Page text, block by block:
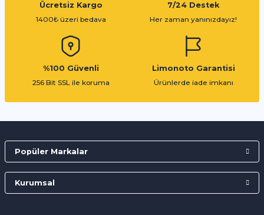
Ücretsiz Kargo
1400₺ üzeri bedava
7/24 Destek
Her zaman yanınızdayız!
%100 Güvenli
256 Bit SSL ile koruma
Limonoto Garantisi
Ürünlerde iade imkanı
Popüler Markalar
Kurumsal